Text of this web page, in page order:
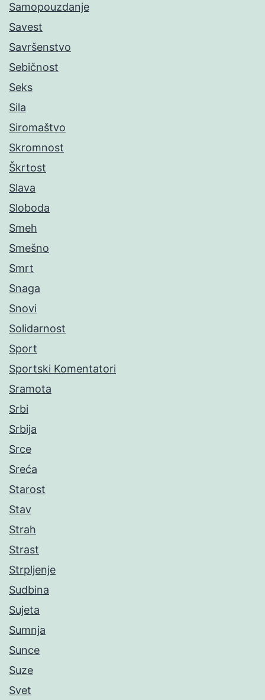
Samopouzdanje
Savest
Savršenstvo
Sebičnost
Seks
Sila
Siromaštvo
Skromnost
Škrtost
Slava
Sloboda
Smeh
Smešno
Smrt
Snaga
Snovi
Solidarnost
Sport
Sportski Komentatori
Sramota
Srbi
Srbija
Srce
Sreća
Starost
Stav
Strah
Strast
Strpljenje
Sudbina
Sujeta
Sumnja
Sunce
Suze
Svet